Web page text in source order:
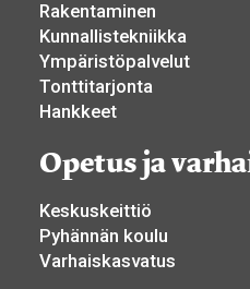
Rakentaminen
Kunnallistekniikka
Ympäristöpalvelut
Tonttitarjonta
Hankkeet
Opetus ja
Keskuskeittiö
Pyhännän koulu
Varhaiskasvatus